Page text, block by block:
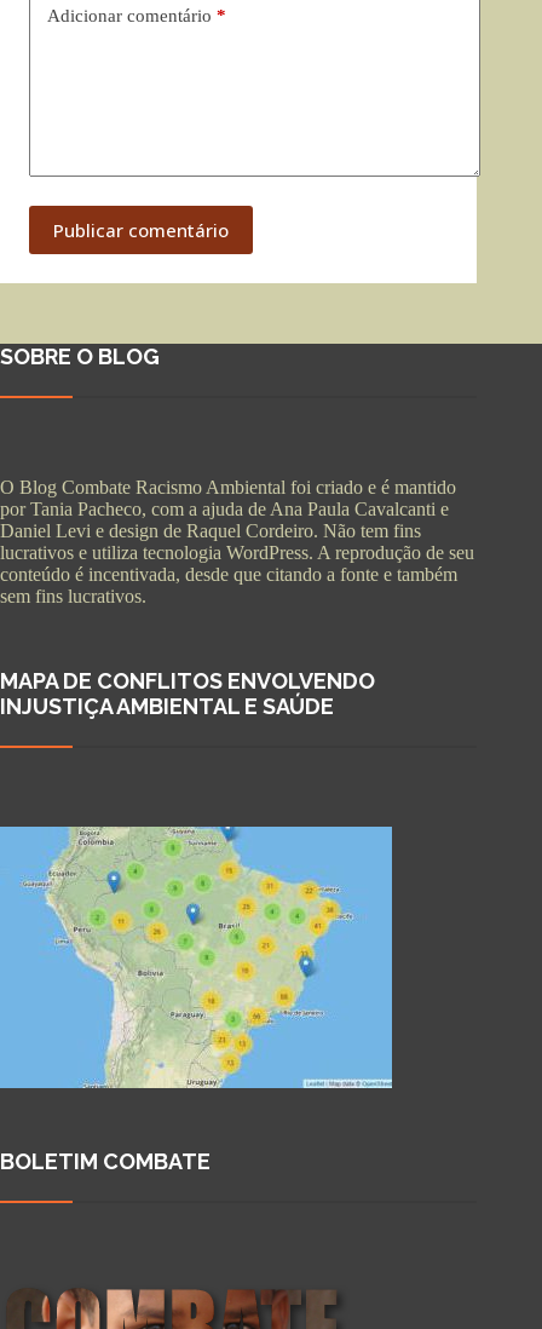
Adicionar comentário *
Publicar comentário
SOBRE O BLOG
O Blog Combate Racismo Ambiental foi criado e é mantido
por Tania Pacheco, com a ajuda de Ana Paula Cavalcanti e
Daniel Levi e design de Raquel Cordeiro. Não tem fins
lucrativos e utiliza tecnologia WordPress. A reprodução de seu
conteúdo é incentivada, desde que citando a fonte e também
sem fins lucrativos.
MAPA DE CONFLITOS ENVOLVENDO
INJUSTIÇA AMBIENTAL E SAÚDE
BOLETIM COMBATE